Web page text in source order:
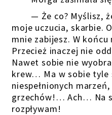
— Że co? Myślisz,
moje uczucia, skarbie.
mnie zabijesz. W końcu
Przecież inaczej nie
Nawet sobie nie
krew… Ma w sobie tyle
niespełnionych
grzechów!… Ach… Na
rozpływam!